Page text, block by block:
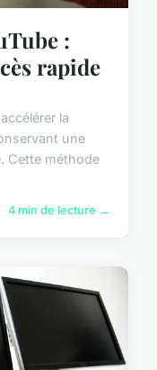
:
rapide
la
une
Cette méthode
4 min de lecture →